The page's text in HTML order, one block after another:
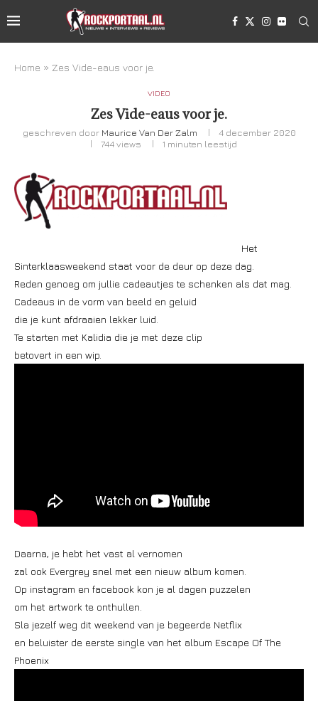
Home » Zes Vide-eaus voor je.
VIDEO
Zes Vide-eaus voor je.
geschreven door Maurice Van Der Zalm
4 december 2020
744views 1 minuten leestijd
Het
Sinterklaasweekend staat voor de deur op deze dag.
Reden genoeg om jullie cadeautjes te schenken als dat mag.
Cadeaus in de vorm van beeld en geluid
die je kunt afdraaien lekker luid.
Te starten met Kalidia die je met deze clip
betovert in een wip.
Daarna, je hebt het vast al vernomen
zal ook Evergrey snel met een nieuw album komen.
Op instagram en facebook kon je al dagen puzzelen
om het artwork te onthullen.
Sla jezelf weg dit weekend van je begeerde Netflix
en beluister de eerste single van het album Escape Of The
Phoenix